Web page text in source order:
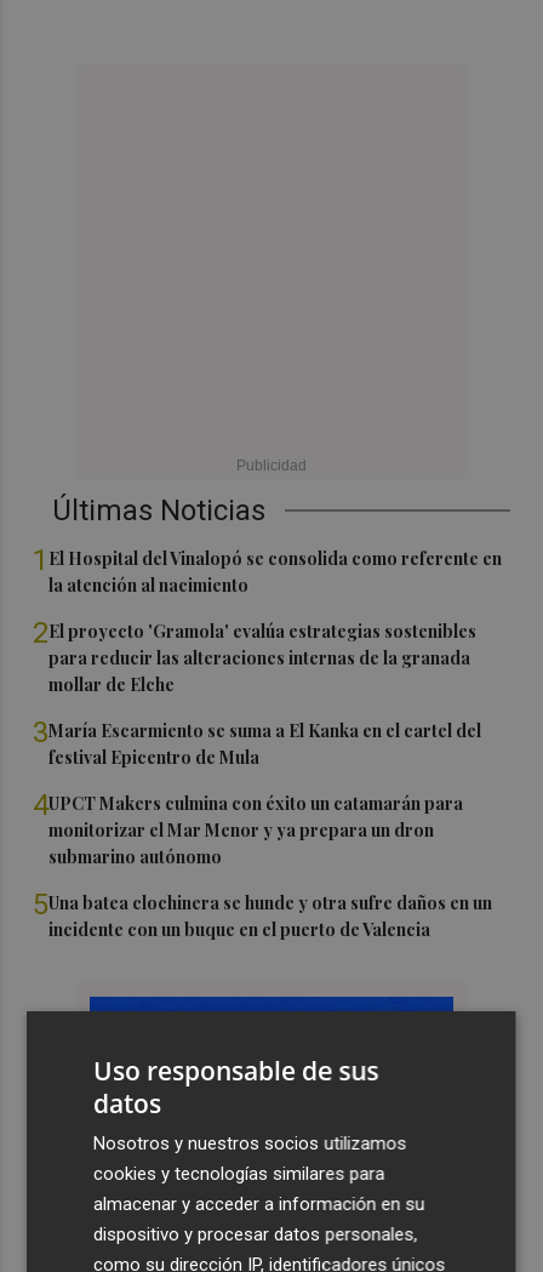
Últimas Noticias
1 El Hospital del Vinalopó se consolida como referente en
la atención al nacimiento
2El proyecto 'Gramola' evalúa estrategias sostenibles
para reducir las alteraciones internas de la granada
mollar de Elche
3María Escarmiento se suma a El Kanka en el cartel del
festival Epicentro de Mula
4UPCT Makers culmina con éxito un catamarán para
monitorizar el Mar Menor y ya prepara un dron
submarino autónomo
5Una batea clochinera se hunde y otra sufre daños en un
incidente con un buque en el puerto de Valencia
Uso responsable de sus
datos
Nosotros y nuestros socios utilizamos
cookies y tecnologías similares para
almacenar y acceder a información en su
dispositivo y procesar datos personales,
como su dirección IP, identificadores únicos